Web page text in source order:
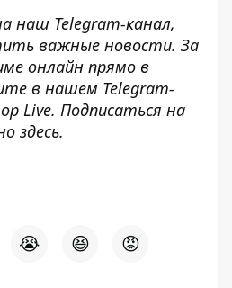
наш Telegram-канал,
важные новости. За
онлайн прямо в
в нашем Telegram-
Live. Подписаться на
здесь.
😭 😆 😡